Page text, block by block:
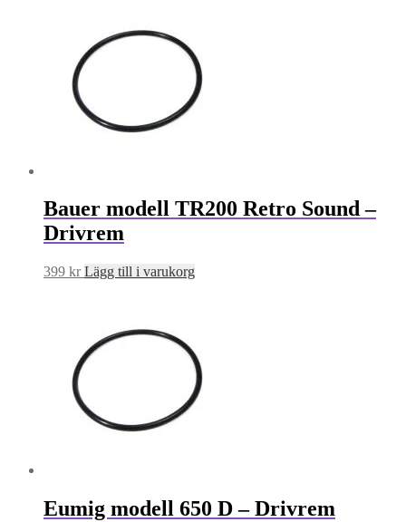
Bauer modell TR200 Retro Sound –
Drivrem
399 kr Lägg till i varukorg
Eumig modell 650 D – Drivrem